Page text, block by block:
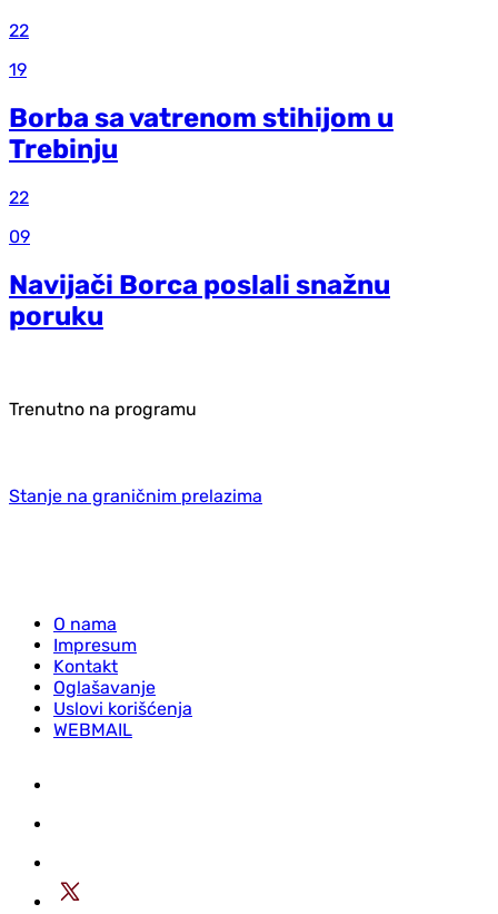
22
19
Borba sa vatrenom stihijom u
Trebinju
22
09
Navijači Borca poslali snažnu
poruku
Trenutno na programu
Stanje na graničnim prelazima
O nama
Impresum
Kontakt
Oglašavanje
Uslovi korišćenja
WEBMAIL